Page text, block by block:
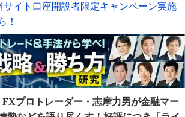
イト口座開設者限定キャンペーン実施
！
FXプロトレーダー・志摩力男が金融マー